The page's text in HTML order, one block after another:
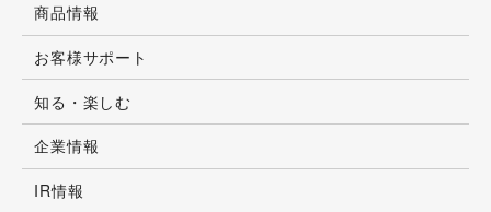
商品情報
お客様サポート
知る・楽しむ
企業情報
IR情報